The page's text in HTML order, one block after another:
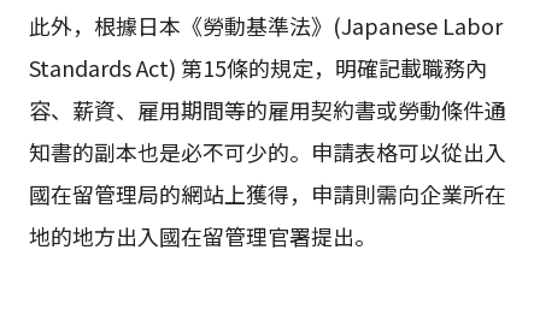
此外，根據日本《勞動基準法》(Japanese Labor
Standards Act) 第15條的規定，明確記載職務內
容、薪資、雇用期間等的雇用契約書或勞動條件通
知書的副本也是必不可少的。申請表格可以從出入
國在留管理局的網站上獲得，申請則需向企業所在
地的地方出入國在留管理官署提出。